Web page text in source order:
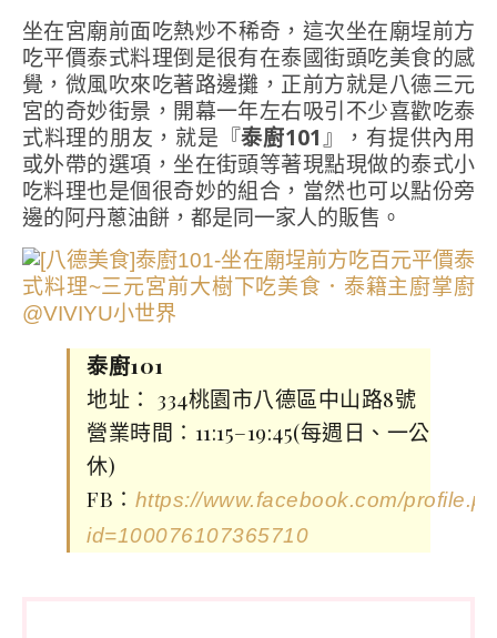
坐在宮廟前面吃熱炒不稀奇，這次坐在廟埕前方
吃平價泰式料理倒是很有在泰國街頭吃美食的感
覺，微風吹來吃著路邊攤，正前方就是八德三元
宮的奇妙街景，開幕一年左右吸引不少喜歡吃泰
式料理的朋友，就是『泰廚101』，有提供內用
或外帶的選項，坐在街頭等著現點現做的泰式小
吃料理也是個很奇妙的組合，當然也可以點份旁
邊的阿丹蔥油餅，都是同一家人的販售。
泰廚101
地址： 334桃園市八德區中山路8號
營業時間∶11:15–19:45(每週日、一公
休)
FB∶ https://www.facebook.com/
id=100076107365710